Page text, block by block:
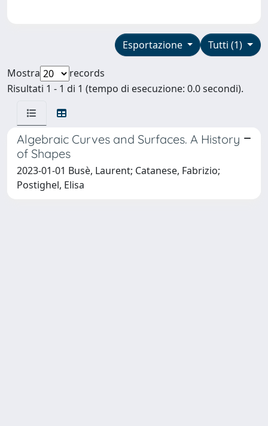
Tutti (1)
Esportazione
Mostra
records
Risultati 1 - 1 di 1 (tempo di esecuzione: 0.0 secondi).
Algebraic Curves and Surfaces. A History
of Shapes
2023-01-01 Busè, Laurent; Catanese, Fabrizio;
Postighel, Elisa